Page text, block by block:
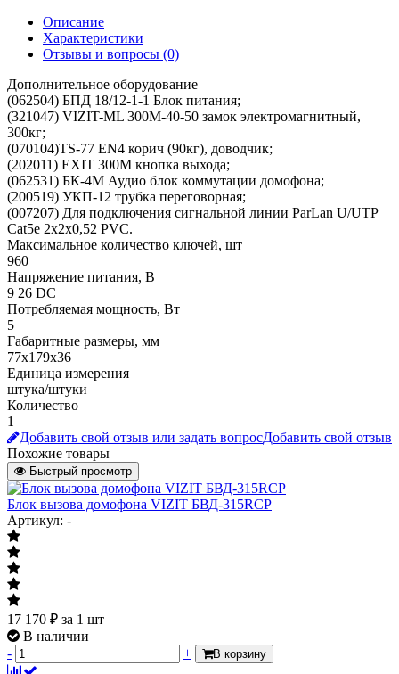
Описание
Характеристики
Отзывы и вопросы (0)
Дополнительное оборудование
(062504) БПД 18/12-1-1 Блок питания;
(321047) VIZIT-ML 300М-40-50 замок электромагнитный,
300кг;
(070104)TS-77 EN4 корич (90кг), доводчик;
(202011) EXIT 300М кнопка выхода;
(062531) БК-4М Аудио блок коммутации домофона;
(200519) УКП-12 трубка переговорная;
(007207) Для подключения сигнальной линии ParLan U/UTP
Cat5e 2х2х0,52 PVC.
Максимальное количество ключей, шт
960
Напряжение питания, В
9 26 DC
Потребляемая мощность, Вт
5
Габаритные размеры, мм
77х179х36
Единица измерения
штука/штуки
Количество
1
Добавить свой отзыв или задать вопросДобавить свой отзыв
Похожие товары
Быстрый просмотр
Блок вызова домофона VIZIT БВД-315RCP
Артикул: -
17 170 ₽ за 1 шт
В наличии
-
+ В корзину